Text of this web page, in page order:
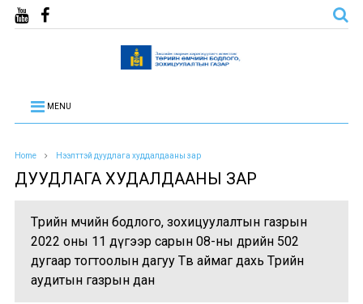
MENU
Home Нээлттэй дуудлага худдалдааны зар
ДУУДЛАГА ХУДАЛДААНЫ ЗАР
Төрийн өмчийн бодлого, зохицуулалтын газрын
2022 оны 11 дүгээр сарын 08-ны өдрийн 502
дугаар тогтоолын дагуу Төв аймаг дахь Төрийн
аудитын газрын дан